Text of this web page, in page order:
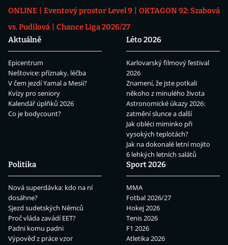
ONLINE
Eventový prostor Level 9
OKTAGON 92: Szabová
vs. Pudilová
Chance Liga 2026/27
Aktuálně
Epicentrum
Neštovice: příznaky, léčba
V čem jezdí Yamal a Mesii?
Kvízy pro seniory
Kalendář úplňků 2026
Co je bodycount?
Léto 2026
Karlovarský filmový festival
2026
Znamení, že jste potkali
někoho z minulého života
Astronomické úkazy 2026:
zatmění slunce a další
Jak obléci miminko při
vysokých teplotách?
Jak na dokonalé letní mojito
6 lehkých letních salátů
Politika
Nová superdávka: kdo na ní
dosáhne?
Sjezd sudetských Němců
Proč vláda zavádí EET?
Padni komu padni
Výpověď z práce vzor
Sport 2026
MMA
Fotbal 2026/27
Hokej 2026
Tenis 2026
F1 2026
Atletika 2026